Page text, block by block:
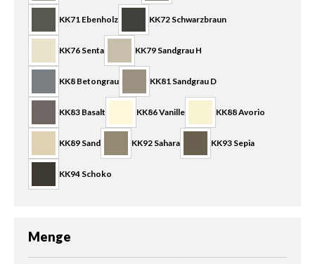
KK71 Ebenholz KK72 Schwarzbraun
KK76 Senta KK79 Sandgrau H
KK8 Betongrau KK81 Sandgrau D
KK83 Basalt KK86 Vanille KK88 Avorio
KK89 Sand KK92 Sahara KK93 Sepia
KK94 Schoko
Menge